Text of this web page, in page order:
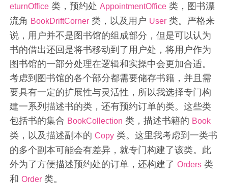
eturnOffice 类，预约处AppointmentOffice 类，图书漂
流角 BookDriftCorner 类，以及用户 User 类。严格来
说，用户并不是图书馆的组成部分，但是可以认为
书的借出还回是将书移动到了用户处，将用户作为
图书馆的一部分处理在逻辑和实操中会更加合适。
考虑到图书馆的各个部分都需要储存书籍，并且需
要具有一定的扩展性与灵活性，所以我选择专门构
建一系列描述书的类，还有预约订单的类。这些类
包括书的集合 BookCollection 类，描述书籍的 Book
类，以及描述副本的Copy 类。这里我考虑到一类书
的多个副本可能会有差异，就专门构建了该类。此
外为了方便描述预约处的订单，还构建了Orders 类
和Order 类。